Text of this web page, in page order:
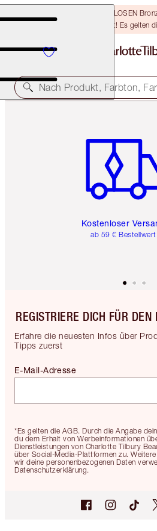
Sichere dir einen KOSTENLOSEN
ausgibst! Es gelten
Nach Produkt, Farbton,
Kostenloser
ab 59 € Bestellwert
REGISTRIERE DICH FÜR DEN
Erfahre die neuesten Infos über
Tipps zuerst
*Es gelten die AGB. Durch die Angabe
du dem Erhalt von Werbeinformationen
Dienstleistungen von Charlotte Tilbury
über Social-Media-Plattformen zu.
wir deine personenbezogenen Daten
Datenschutzerklärung.
E-Mail-Adresse